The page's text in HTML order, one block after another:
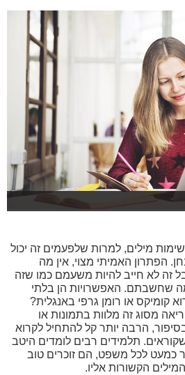
מילים, למרות שלפעמים זה יכול
הפתרון האמיתי מצוי, אין מה
זה לא חייב להיות משעמם כמו שזה
שחשבתם. האפשרויות הן בלתי
קומיקס או רומן גרפי באנגלית?
מסוג זה מלוות בתמונות או
הרבה יותר קל להתחיל לקרוא
תלמידים רבים לומדים היטב
כמעט לכל משפט, הם זוכרים טוב
הקשורות אליו.